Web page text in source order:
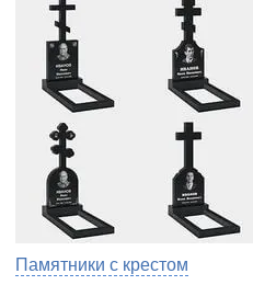
Памятники с крестом